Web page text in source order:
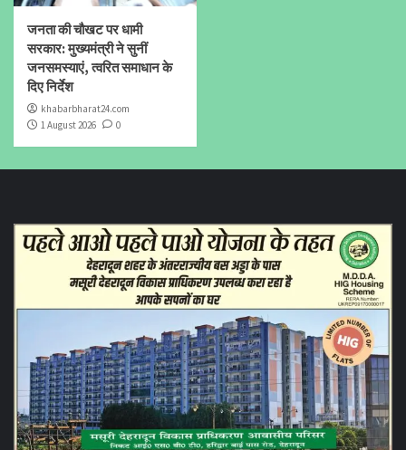
जनता की चौखट पर धामी
सरकार: मुख्यमंत्री ने सुनीं
जनसमस्याएं, त्वरित समाधान के
दिए निर्देश
khabarbharat24.com
1 August 2026
0